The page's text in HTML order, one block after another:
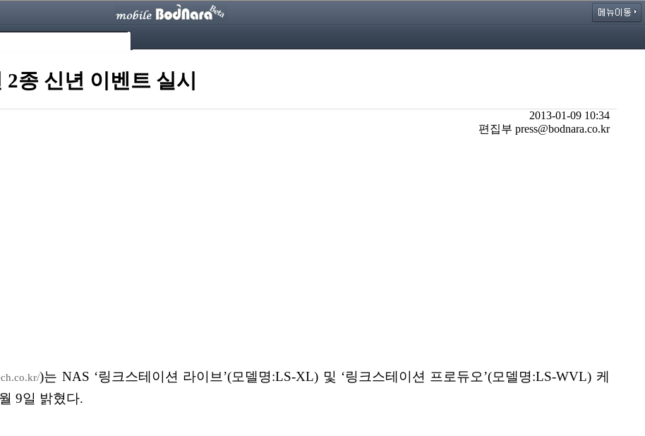
종 신년 이벤트 실시
2013-01-09 10:34
편집부 press@bodnara.co.kr
)는 NAS ‘링크스테이션 라이브’(모델명:LS-XL) 및 ‘링크스테이션 프로듀오’(모델명:LS-WVL) 케
9일 밝혔다.